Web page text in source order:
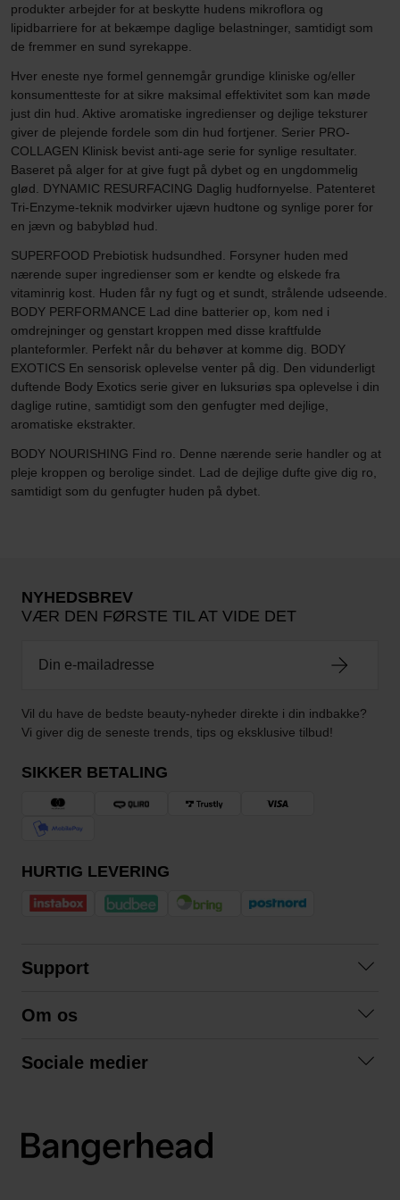
produkter arbejder for at beskytte hudens mikroflora og
lipidbarriere for at bekæmpe daglige belastninger, samtidigt som
de fremmer en sund syrekappe.
Hver eneste nye formel gennemgår grundige kliniske og/eller
konsumentteste for at sikre maksimal effektivitet som kan møde
just din hud. Aktive aromatiske ingredienser og dejlige teksturer
giver de plejende fordele som din hud fortjener. Serier PRO-
COLLAGEN Klinisk bevist anti-age serie for synlige resultater.
Baseret på alger for at give fugt på dybet og en ungdommelig
glød. DYNAMIC RESURFACING Daglig hudfornyelse. Patenteret
Tri-Enzyme-teknik modvirker ujævn hudtone og synlige porer for
en jævn og babyblød hud.
SUPERFOOD Prebiotisk hudsundhed. Forsyner huden med
nærende super ingredienser som er kendte og elskede fra
vitaminrig kost. Huden får ny fugt og et sundt, strålende udseende.
BODY PERFORMANCE Lad dine batterier op, kom ned i
omdrejninger og genstart kroppen med disse kraftfulde
planteformler. Perfekt når du behøver at komme dig. BODY
EXOTICS En sensorisk oplevelse venter på dig. Den vidunderligt
duftende Body Exotics serie giver en luksuriøs spa oplevelse i din
daglige rutine, samtidigt som den genfugter med dejlige,
aromatiske ekstrakter.
BODY NOURISHING Find ro. Denne nærende serie handler og at
pleje kroppen og berolige sindet. Lad de dejlige dufte give dig ro,
samtidigt som du genfugter huden på dybet.
NYHEDSBREV
VÆR DEN FØRSTE TIL AT VIDE DET
Vil du have de bedste beauty-nyheder direkte i din indbakke?
Vi giver dig de seneste trends, tips og eksklusive tilbud!
SIKKER BETALING
HURTIG LEVERING
Support
Betingelser
Om os
Sociale medier
LinkedIn